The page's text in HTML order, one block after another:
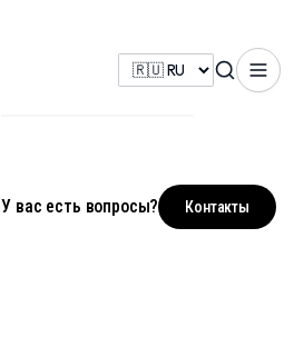
У вас есть вопросы? Контакты